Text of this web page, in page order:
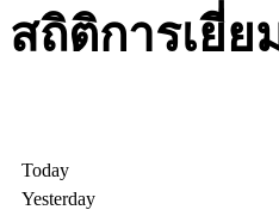
สถิติการเยี่ย
Today
Yesterday